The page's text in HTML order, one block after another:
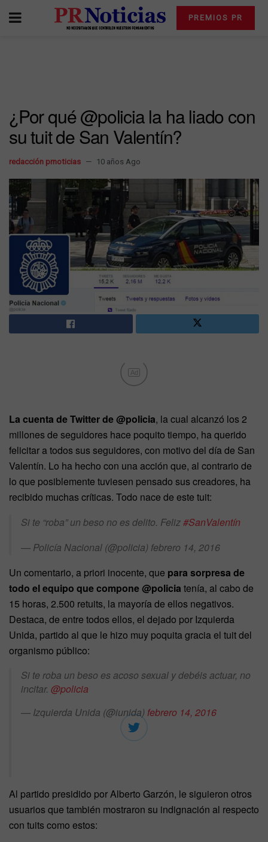
PREMIOS PR
¿Por qué @policia la ha liado con
su tuit de San Valentín?
redacción prnoticias 10 años Ago
Ad
La cuenta de Twitter de @policia, la cual alcanzó los 2
millones de seguidores hace poquito tiempo, ha querido
felicitar a todos sus seguidores, con motivo del día de San
Valentín. Lo ha hecho con una acción que, al contrario de
lo que posiblemente tuviesen pensado sus creadores, ha
recibido muchas críticas. Todo nace de este tuit:
Si te “roba” un beso no es delito. Feliz#SanValentín
— Policía Nacional (@policia) febrero 14, 2016
Un comentario, a priori inocente, que para sorpresa de
todo el equipo que compone @policia tenía, al cabo de
15 horas, 2.500 retuits, la mayoría de ellos negativos.
Destaca, de entre todos ellos, el dejado por Izquierda
Unida, partido al que le hizo muy poquita gracia el tuit del
organismo público:
Si te roba un beso es acoso sexual y debéis actuar, no
incitar. @policia
— Izquierda Unida (@iunida) febrero 14, 2016
Al partido presidido por Alberto Garzón, le siguieron otros
usuarios que también mostraron su indignación al respecto
con tuits como estos: